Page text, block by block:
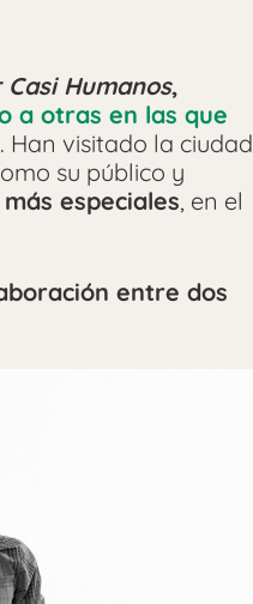
Casi Humanos,
a otras en las que
Han visitado la ciudad
su público y
especiales, en el
entre dos